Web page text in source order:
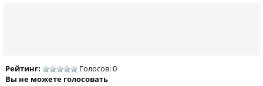
Рейтинг:
Голосов: 0
Вы не можете голосовать